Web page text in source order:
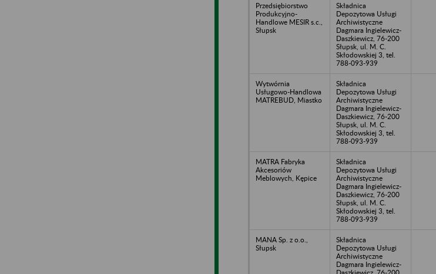
Przedsiębiorstwo
Produkcyjno-
Handlowe MESIR s.c.,
Słupsk
Składnica
Depozytowa Usługi
Archiwistyczne
Dagmara Ingielewicz-
Daszkiewicz, 76-200
Słupsk, ul. M. C.
Skłodowskiej 3, tel.
788-093-939
Wytwórnia
Usługowo-Handlowa
MATREBUD, Miastko
Składnica
Depozytowa Usługi
Archiwistyczne
Dagmara Ingielewicz-
Daszkiewicz, 76-200
Słupsk, ul. M. C.
Skłodowskiej 3, tel.
788-093-939
MATRA Fabryka
Akcesoriów
Meblowych, Kępice
Składnica
Depozytowa Usługi
Archiwistyczne
Dagmara Ingielewicz-
Daszkiewicz, 76-200
Słupsk, ul. M. C.
Skłodowskiej 3, tel.
788-093-939
MANA Sp. z o.o.,
Słupsk
Składnica
Depozytowa Usługi
Archiwistyczne
Dagmara Ingielewicz-